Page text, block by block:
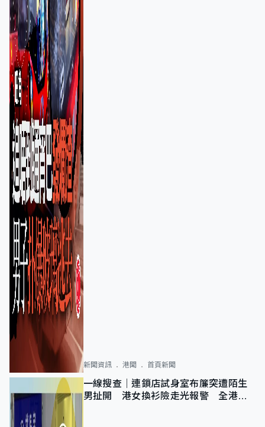
新聞資訊 港聞 首頁新聞
一線搜查｜連鎖店試身室布簾突遭陌生
男扯開 港女換衫險走光報警 全港分